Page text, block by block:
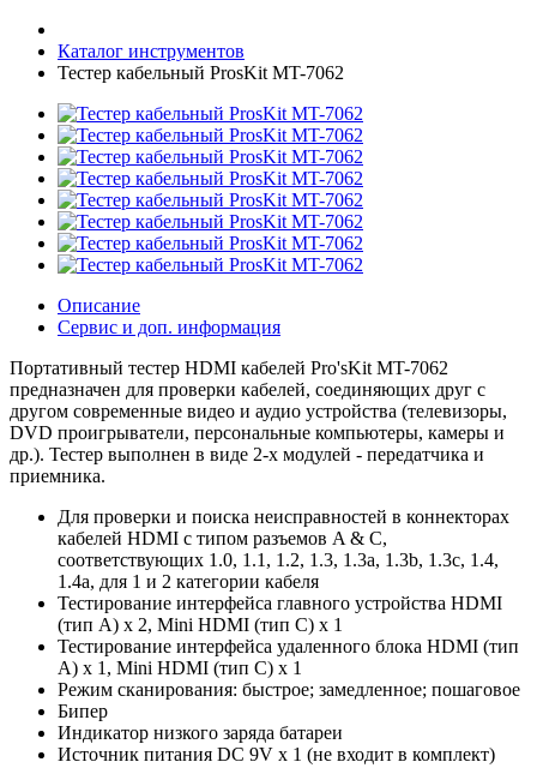
Каталог инструментов
Тестер кабельный ProsKit MT-7062
Описание
Сервис и доп. информация
Портативный тестер HDMI кабелей Pro'sKit MT-7062
предназначен для проверки кабелей, соединяющих друг с
другом современные видео и аудио устройства (телевизоры,
DVD проигрыватели, персональные компьютеры, камеры и
др.). Тестер выполнен в виде 2-х модулей - передатчика и
приемника.
Для проверки и поиска неисправностей в коннекторах
кабелей HDMI с типом разъемов A & C,
соответствующих 1.0, 1.1, 1.2, 1.3, 1.3a, 1.3b, 1.3c, 1.4,
1.4a, для 1 и 2 категории кабеля
Тестирование интерфейса главного устройства HDMI
(тип A) x 2, Mini HDMI (тип C) x 1
Тестирование интерфейса удаленного блока HDMI (тип
A) x 1, Mini HDMI (тип C) x 1
Режим сканирования: быстрое; замедленное; пошаговое
Бипер
Индикатор низкого заряда батареи
Источник питания DC 9V x 1 (не входит в комплект)